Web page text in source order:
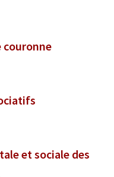
couronne
et sociale des